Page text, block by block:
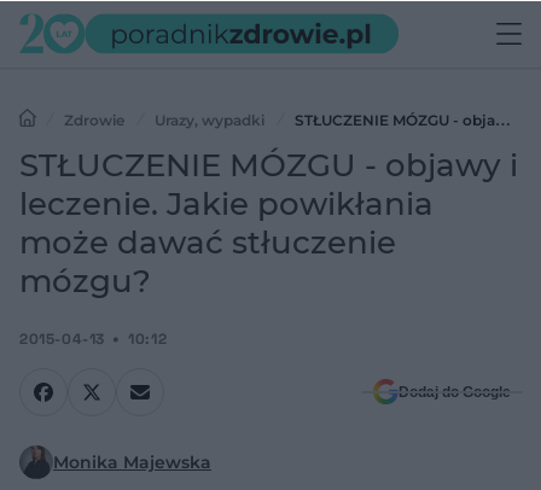
Zdrowie Urazy, wypadki
STŁUCZENIE MÓZGU - objawy i
leczenie. Jakie powikłania może dawać stłuczenie mózgu?
STŁUCZENIE MÓZGU - objawy i
leczenie. Jakie powikłania
może dawać stłuczenie
mózgu?
2015-04-13 10:12
Dodaj do Google
Monika Majewska